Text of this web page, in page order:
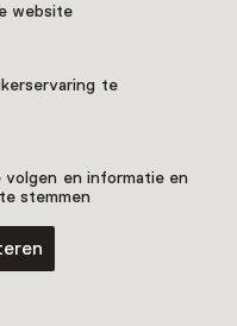
website
te
en informatie en
stemmen